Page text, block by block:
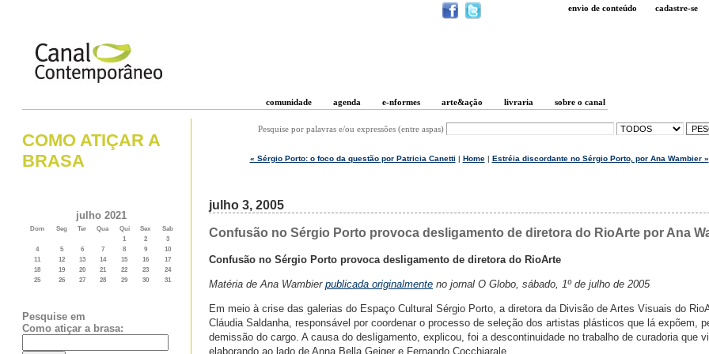
envio de conteúdo cadastre-se
comunidade agenda e-nformes arte&ação livraria sobre o canal
COMO ATIÇAR A
BRASA
julho 2021
Dom Seg Ter Qua Qui Sex
Sab
1
2
3
4
5 6 7 8 9
10
11
12 13 14 15 16
17
18
19 20 21 22 23
24
25
26 27 28 29 30 31
Pesquise em
Como atiçar a brasa:
Pesquise por palavras e/ou expressões (entre aspas)
« Sérgio Porto: o foco da questão por Patricia Canetti | Home| Estréia discordante no Sérgio Porto, por Ana Wambier »
julho 3, 2005
Confusão no Sérgio Porto provoca desligamento de diretora do RioArte por Ana
Confusão no Sérgio Porto provoca desligamento de diretora do RioArte
Matéria de Ana Wambier publicada originalmente no jornal O Globo, sábado, 1º de julho de 2005
Em meio à crise das galerias do Espaço Cultural Sérgio Porto, a diretora da Divisão de Artes Visuais do
Cláudia Saldanha, responsável por coordenar o processo de seleção dos artistas plásticos que lá expõem,
demissão do cargo. A causa do desligamento, explicou, foi a descontinuidade no trabalho de curadoria que
elaborando ao lado de Anna Bella Geiger e Fernando Cocchiarale.